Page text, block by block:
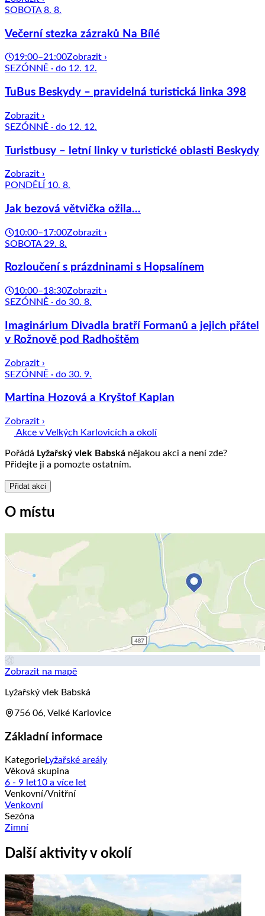
SOBOTA 8. 8.
Večerní stezka zázraků Na Bílé
19:00–21:00Zobrazit ›
SEZÓNNĚ · do 12. 12.
TuBus Beskydy – pravidelná turistická linka 398
Zobrazit ›
SEZÓNNĚ · do 12. 12.
Turistbusy – letní linky v turistické oblasti Beskydy
Zobrazit ›
PONDĚLÍ 10. 8.
Jak bezová větvička ožila...
10:00–17:00Zobrazit ›
SOBOTA 29. 8.
Rozloučení s prázdninami s Hopsalínem
10:00–18:30Zobrazit ›
SEZÓNNĚ · do 30. 8.
Imaginárium Divadla bratří Formanů a jejich přátel
v Rožnově pod Radhoštěm
Zobrazit ›
SEZÓNNĚ · do 30. 9.
Martina Hozová a Kryštof Kaplan
Zobrazit ›
Akce v Velkých Karlovicích a okolí
Pořádá Lyžařský vlek Babská nějakou akci a není zde?
Přidejte ji a pomozte ostatním.
Přidat akci
O místu
Zobrazit na mapě
Lyžařský vlek Babská
756 06, Velké Karlovice
Základní informace
KategorieLyžařské areály
Věková skupina
6 - 9 let10 a více let
Venkovní/Vnitřní
Venkovní
Sezóna
Zimní
Další aktivity v okolí